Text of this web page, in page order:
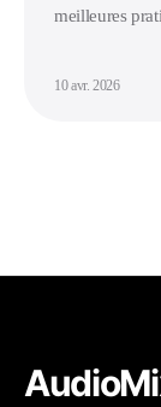
meilleures
10 avr. 2026